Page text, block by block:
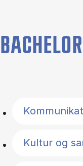
Kultur og